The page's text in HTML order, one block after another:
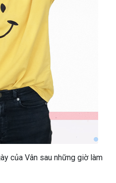
của Vân sau những giờ làm